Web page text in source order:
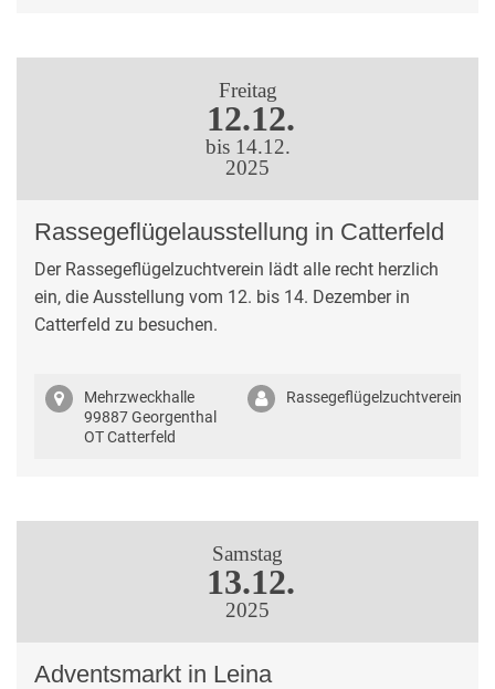
Freitag
12.12.
bis 14.12.
2025
Rassegeflügelausstellung in Catterfeld
Der Rassegeflügelzuchtverein lädt alle recht herzlich
ein, die Ausstellung vom 12. bis 14. Dezember in
Catterfeld zu besuchen.
Mehrzweckhalle
99887 Georgenthal
OT Catterfeld
Rassegeflügelzuchtverein
Samstag
13.12.
2025
Adventsmarkt in Leina